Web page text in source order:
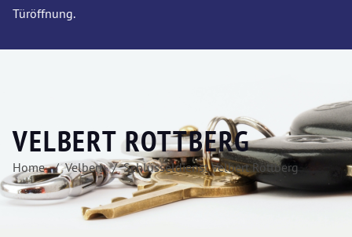
Türöffnung.
VELBERT ROTTBERG
Home Velbert Schlüsseldienst Velbert Rottberg